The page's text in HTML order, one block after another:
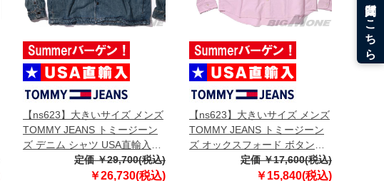
【ns623】大きいサイズ メンズ
TOMMY JEANS トミージーン
ズ デニム シャツ USA直輸入
dm0dm21918定価 ￥29,700(税込)
￥26,730(税込)
【ns623】大きいサイズ メンズ
TOMMY JEANS トミージーン
ズ オックスフォード ボタンダ
ウン シャツ USA直輸入
定価 ￥17,600(税込)
￥15,840(税込)